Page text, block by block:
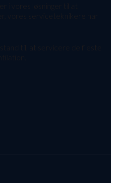
i vores løsninger til at